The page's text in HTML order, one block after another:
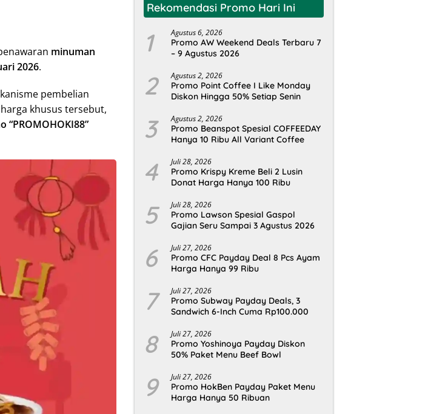
minuman
2026.
pembelian
khusus tersebut,
Rekomendasi Promo Hari Ini
1 Agustus 6, 2026
Promo AW Weekend Deals Terbaru 7
– 9 Agustus 2026
2 Agustus 2, 2026
Promo Point Coffee I Like Monday
Diskon Hingga 50% Setiap Senin
3 Agustus 2, 2026
Promo Beanspot Spesial COFFEEDAY
Hanya 10 Ribu All Variant Coffee
4 Juli 28, 2026
Promo Krispy Kreme Beli 2 Lusin
Donat Harga Hanya 100 Ribu
5 Juli 28, 2026
Promo Lawson Spesial Gaspol
Gajian Seru Sampai 3 Agustus 2026
6 Juli 27, 2026
Promo CFC Payday Deal 8 Pcs Ayam
Harga Hanya 99 Ribu
7 Juli 27, 2026
Promo Subway Payday Deals, 3
Sandwich 6-Inch Cuma Rp100.000
8 Juli 27, 2026
Promo Yoshinoya Payday Diskon
50% Paket Menu Beef Bowl
9 Juli 27, 2026
Promo HokBen Payday Paket Menu
Harga Hanya 50 Ribuan